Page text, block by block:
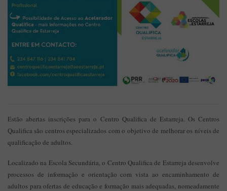
Estão abertas inscrições para o Centro Qualifica de Estarreja. Os Centros
Qualifica são centros especializados com o objetivo de melhorar os níveis de
qualificação de adultos.
Localizado na Escola Secundária, o Centro Qualifica de Estarreja desenvolve
processos de informação e orientação com vista ao encaminhamento de
adultos para ofertas de educação e formação mais adequadas, nomeadamente